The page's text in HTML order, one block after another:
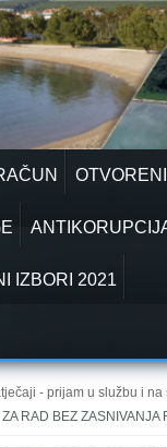
IZBORI 2021
- prijam u službu i
RAD BEZ ZASNIVANJA